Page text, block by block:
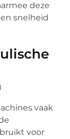
deze
snelheid
vaak
voor